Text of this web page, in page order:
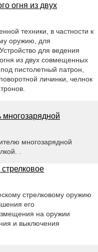
огня из двух
техники, в частности к
оружию, для
для ведения
из двух совмещенных
пистолетный патрон,
личинки, челнок
многозарядной
многозарядной
.
стрелковому оружию
его
на оружии
и выключения